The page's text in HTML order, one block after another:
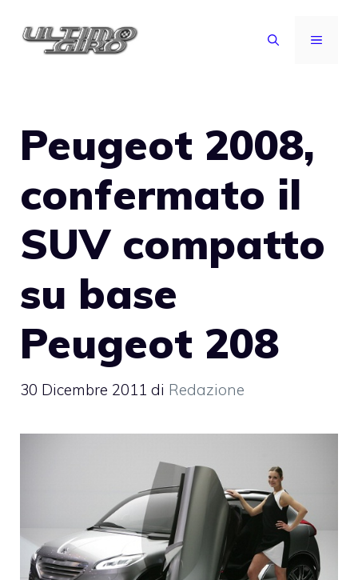
MENU
Peugeot 2008,
confermato il
SUV compatto
su base
Peugeot 208
30 Dicembre 2011 di Redazione